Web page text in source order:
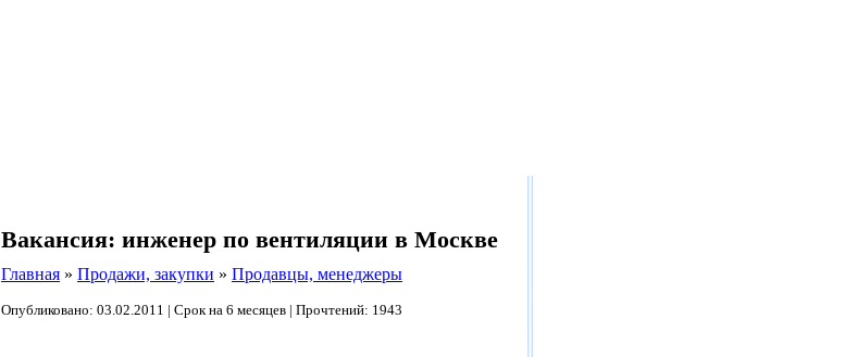
Вакансия: инженер по вентиляции в Москве
Главная » Продажи, закупки » Продавцы, менеджеры
Опубликовано: 03.02.2011 | Срок на 6 месяцев | Прочтений: 1943